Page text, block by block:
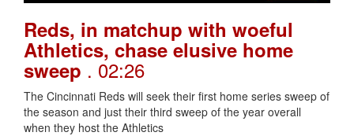
Reds, in matchup with woeful
Athletics, chase elusive home
sweep . 02:26
The Cincinnati Reds will seek their first home series sweep of
the season and just their third sweep of the year overall
when they host the Athletics